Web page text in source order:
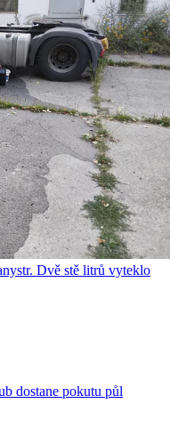
Dvě stě litrů vyteklo
dostane pokutu půl